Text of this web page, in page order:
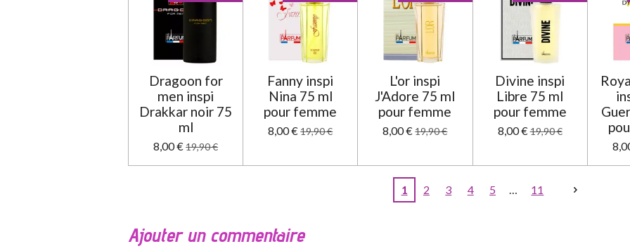
Dragoon for
men inspi
Drakkar noir 75
ml
8,00 €19,90 €
Fanny inspi
Nina 75 ml
pour femme
8,00 €19,90 €
L'or inspi
J'Adore 75 ml
pour femme
8,00 € 19,90 €
Divine inspi
Libre 75 ml
pour femme
8,00 €19,90 €
1 2 3 4 5 11
Ajouter un commentaire